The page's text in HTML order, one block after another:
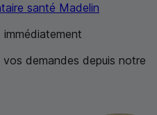
santé Madelin
demandes depuis notre